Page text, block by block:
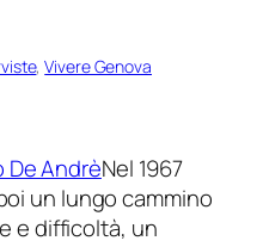
, Vivere Genova
Nel 1967
un lungo cammino
e difficoltà, un